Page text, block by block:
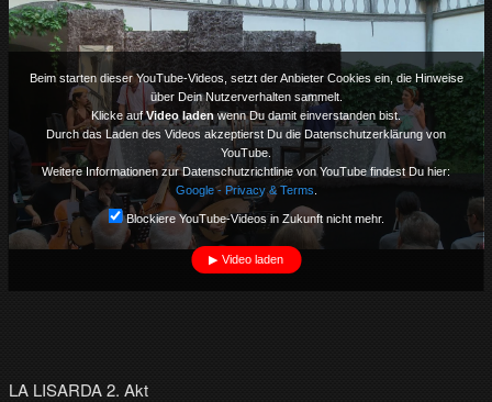
…
m
e
h
T
V
a
u
d
e
r
Beim starten dieser YouTube-Videos, setzt der Anbieter Cookies ein, die Hinweise
über Dein Nutzerverhalten sammelt.
Klicke aufVideo ladenwenn Du damit einverstanden bist.
Durch das Laden des Videos akzeptierst Du die Datenschutzerklärung von
YouTube.
Weitere Informationen zur Datenschutzrichtlinie von YouTube findest Du hier:
Google - Privacy & Terms
Blockiere YouTube-Videos in Zukunft nicht mehr.
Video laden
LA LISARDA 2. Akt